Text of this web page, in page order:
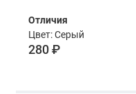
Отличия
Цвет: Серый
280 ₽